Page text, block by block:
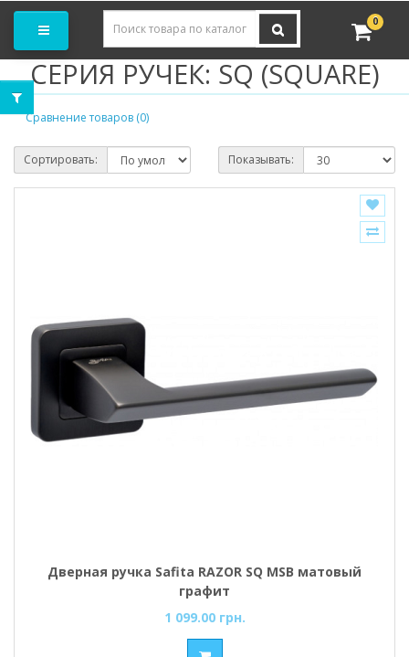
0
СЕРИЯ РУЧЕК: SQ (SQUARE)
Сравнение товаров (0)
Сортировать: Показывать:
Дверная ручка Safita RAZOR SQ MSB матовый
графит
1 099.00 грн.